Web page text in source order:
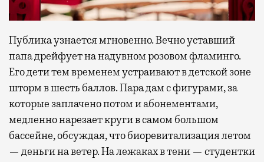
Публика узнается мгновенно. Вечно уставший
папа дрейфует на надувном розовом фламинго.
Его дети тем временем устраивают в детской зоне
шторм в шесть баллов. Пара дам с фигурами, за
которые заплачено потом и абонементами,
медленно нарезает круги в самом большом
бассейне, обсуждая, что биоревитализация летом
— деньги на ветер. На лежаках в тени — студентки